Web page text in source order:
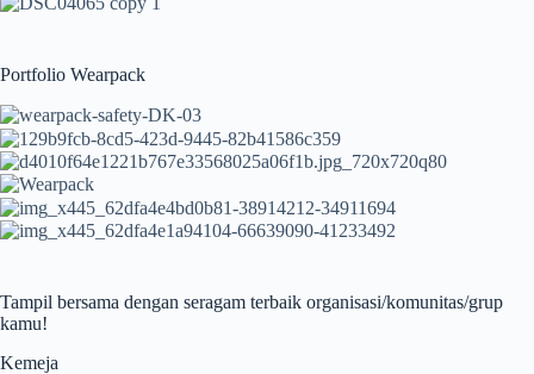
Portfolio Wearpack
Tampil bersama dengan seragam terbaik organisasi/komunitas/grup
kamu!
Kemeja